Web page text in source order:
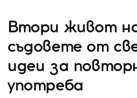
Втори живот
съдовете от
идеи за
употреба